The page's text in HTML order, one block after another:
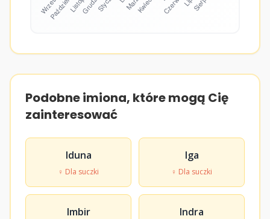
Podobne imiona, które mogą Cię
zainteresować
Iduna
♀ Dla suczki
Iga
♀ Dla suczki
Imbir Indra